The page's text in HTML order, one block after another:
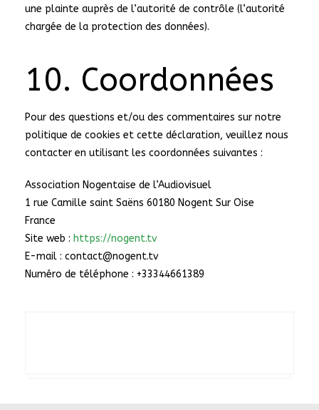
une plainte auprès de l’autorité de contrôle (l’autorité
chargée de la protection des données).
10. Coordonnées
Pour des questions et/ou des commentaires sur notre
politique de cookies et cette déclaration, veuillez nous
contacter en utilisant les coordonnées suivantes :
Association Nogentaise de l’Audiovisuel
1 rue Camille saint Saëns 60180 Nogent Sur Oise
France
Site web : https://nogent.tv
E-mail : contact@nogent.tv
Numéro de téléphone : +33344661389